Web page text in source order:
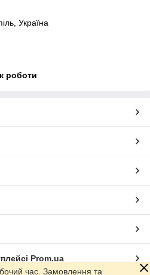
Україна
роботи
Prom.ua
час. Замовлення та